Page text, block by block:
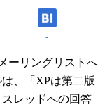
-
ーリングリストへ
、「XPは第二版
レッドへの回答